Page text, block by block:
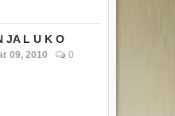
JA L U K O
09, 2010 0